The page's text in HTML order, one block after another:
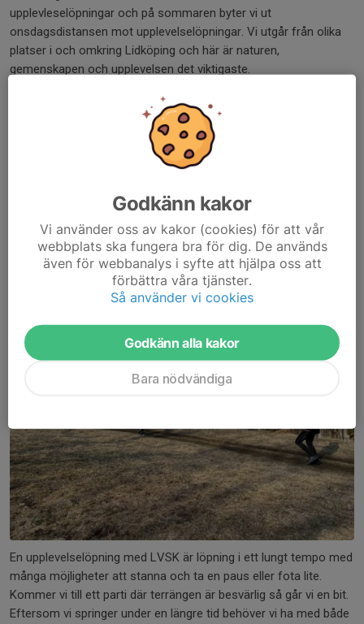
upplevleselöpningar och på sommaren byter vi ut
onsdagsdistansen mot upplevelselöpningar. Vi utgår från olika
platser i och omkring Lidköping och här är naturen,
gemenskapen och upplevelsen det viktigaste.
Runt Lidköping finns gott om vandringsleder som går utmärkt att
springa på. Våra platåberg, inte långt härifrån, bjuder på många
fina och spännande miljöer. Vi har även Kållandsö med sitt
Nyheter
Löpning utan tidsjakt
En upplevelselöpning med LVSK är löpning i ett lungt tempo med
många möjligheter att stanna och ta en paus eller fota lite.
Kommer vi till ett parti där terrängen är besvärlig så går vi en bit.
Eftersom vi springer under en längre tid behöver vi ha med både
Godkänn kakor
Vi använder oss av kakor (cookies) för att vår
webbplats ska fungera bra för dig. De används
även för webbanalys i syfte att hjälpa oss att
förbättra våra tjänster.
Så använder vi cookies
Godkänn alla kakor
Bara nödvändiga